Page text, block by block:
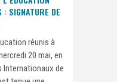
SIGNATURE DE
réunis à
20 mai, en
Internationaux de